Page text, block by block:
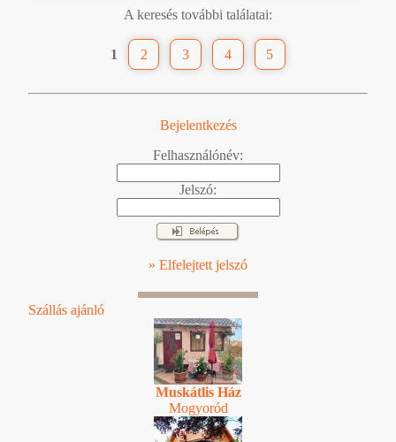
A keresés további találatai:
1 2 3 4 5
Bejelentkezés
Felhasználónév:
Jelszó:
» Elfelejtett jelszó
Szállás ajánló
Muskátlis Ház
Mogyoród